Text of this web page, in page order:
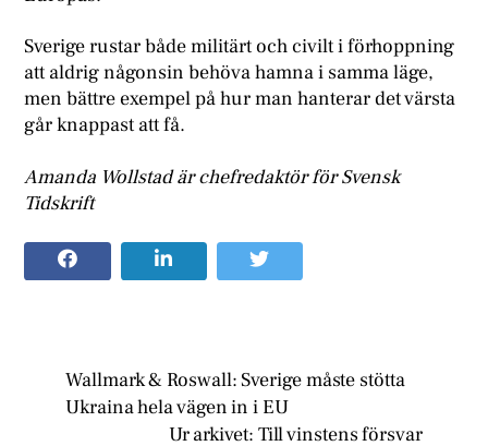
Sverige rustar både militärt och civilt i förhoppning
att aldrig någonsin behöva hamna i samma läge,
men bättre exempel på hur man hanterar det värsta
går knappast att få.
Amanda Wollstad är chefredaktör för Svensk
Tidskrift
Wallmark & Roswall: Sverige måste stötta
Ukraina hela vägen in i EU
Ur arkivet: Till vinstens försvar